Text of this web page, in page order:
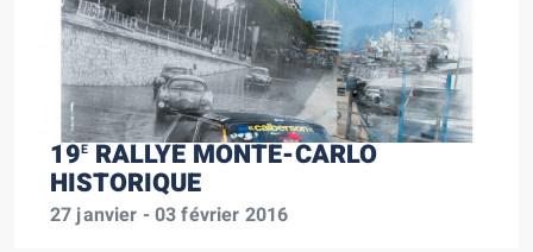
19ERALLYE MONTE-CARLO
HISTORIQUE
27 janvier - 03 février 2016